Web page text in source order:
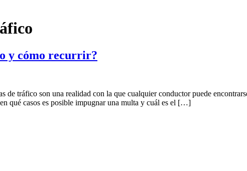
y cómo recurrir?
tráfico son una realidad con la que cualquier conductor puede
qué casos es posible impugnar una multa y cuál es el […]